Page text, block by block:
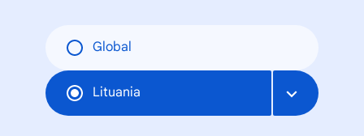
Global
Lituania